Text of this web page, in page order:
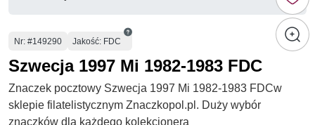
Numer
Nr: #149290 Jakość: FDC
Szwecja 1997 Mi 1982-1983 FDC
Znaczek pocztowy Szwecja 1997 Mi 1982-1983 FDCw
sklepie filatelistycznym Znaczkopol.pl. Duży wybór
znaczków dla każdego kolekcjonera